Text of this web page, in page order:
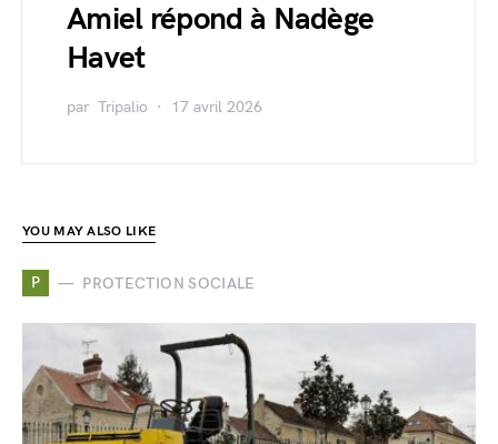
Amiel répond à Nadège
Havet
par Tripalio 17 avril 2026
YOU MAY ALSO LIKE
P PROTECTION SOCIALE